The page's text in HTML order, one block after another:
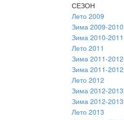
СЕЗОН
Лето 2009
Зима 2009-2010
Зима 2010-2011
Лето 2011
Зима 2011-2012
Зима 2011-2012
Лето 2012
Зима 2012-2013
Зима 2012-2013
Лето 2013